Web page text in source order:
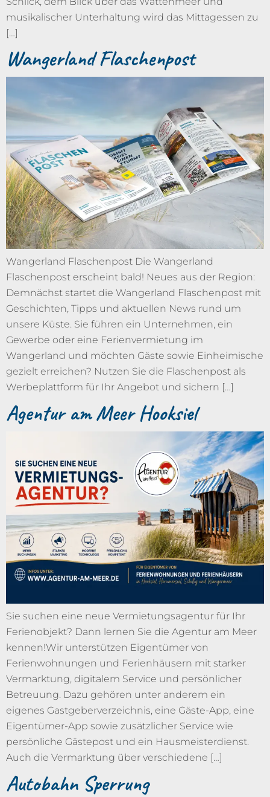
musikalischer Unterhaltung wird das Mittagessen zu
[…]
Wangerland Flaschenpost
Wangerland Flaschenpost Die Wangerland
Flaschenpost erscheint bald! Neues aus der Region:
Demnächst startet die Wangerland Flaschenpost mit
Geschichten, Tipps und aktuellen News rund um
unsere Küste. Sie führen ein Unternehmen, ein
Gewerbe oder eine Ferienvermietung im
Wangerland und möchten Gäste sowie Einheimische
gezielt erreichen? Nutzen Sie die Flaschenpost als
Werbeplattform für Ihr Angebot und sichern […]
Agentur am Meer Hooksiel
Sie suchen eine neue Vermietungsagentur für Ihr
Ferienobjekt? Dann lernen Sie die Agentur am Meer
kennen!Wir unterstützen Eigentümer von
Ferienwohnungen und Ferienhäusern mit starker
Vermarktung, digitalem Service und persönlicher
Betreuung. Dazu gehören unter anderem ein
eigenes Gastgeberverzeichnis, eine Gäste-App, eine
Eigentümer-App sowie zusätzlicher Service wie
persönliche Gästepost und ein Hausmeisterdienst.
Auch die Vermarktung über verschiedene […]
Autobahn Sperrung